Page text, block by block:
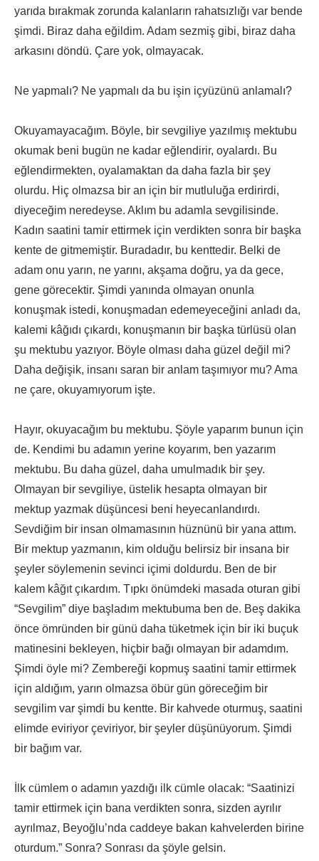
yarıda bırakmak zorunda kalanların rahatsızlığı var bende
şimdi. Biraz daha eğildim. Adam sezmiş gibi, biraz daha
arkasını döndü. Çare yok, olmayacak.
Ne yapmalı? Ne yapmalı da bu işin içyüzünü anlamalı?
Okuyamayacağım. Böyle, bir sevgiliye yazılmış mektubu
okumak beni bugün ne kadar eğlendirir, oyalardı. Bu
eğlendirmekten, oyalamaktan da daha fazla bir şey
olurdu. Hiç olmazsa bir an için bir mutluluğa erdirirdi,
diyeceğim neredeyse. Aklım bu adamla sevgilisinde.
Kadın saatini tamir ettirmek için verdikten sonra bir başka
kente de gitmemiştir. Buradadır, bu kenttedir. Belki de
adam onu yarın, ne yarını, akşama doğru, ya da gece,
gene görecektir. Şimdi yanında olmayan onunla
konuşmak istedi, konuşmadan edemeyeceğini anladı da,
kalemi kâğıdı çıkardı, konuşmanın bir başka türlüsü olan
şu mektubu yazıyor. Böyle olması daha güzel değil mi?
Daha değişik, insanı saran bir anlam taşımıyor mu? Ama
ne çare, okuyamıyorum işte.
Hayır, okuyacağım bu mektubu. Şöyle yaparım bunun için
de. Kendimi bu adamın yerine koyarım, ben yazarım
mektubu. Bu daha güzel, daha umulmadık bir şey.
Olmayan bir sevgiliye, üstelik hesapta olmayan bir
mektup yazmak düşüncesi beni heyecanlandırdı.
Sevdiğim bir insan olmamasının hüznünü bir yana attım.
Bir mektup yazmanın, kim olduğu belirsiz bir insana bir
şeyler söylemenin sevinci içimi doldurdu. Ben de bir
kalem kâğıt çıkardım. Tıpkı önümdeki masada oturan gibi
“Sevgilim” diye başladım mektubuma ben de. Beş dakika
önce ömründen bir günü daha tüketmek için bir iki buçuk
matinesini bekleyen, hiçbir bağı olmayan bir adamdım.
Şimdi öyle mi? Zembereği kopmuş saatini tamir ettirmek
için aldığım, yarın olmazsa öbür gün göreceğim bir
sevgilim var şimdi bu kentte. Bir kahvede oturmuş, saatini
elimde eviriyor çeviriyor, bir şeyler düşünüyorum. Şimdi
bir bağım var.
İlk cümlem o adamın yazdığı ilk cümle olacak: “Saatinizi
tamir ettirmek için bana verdikten sonra, sizden ayrılır
ayrılmaz, Beyoğlu’nda caddeye bakan kahvelerden birine
oturdum.” Sonra? Sonrası da şöyle gelsin.